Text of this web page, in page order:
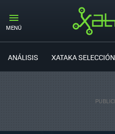
MENÚ
ANÁLISIS XATAKA SELECCIÓN